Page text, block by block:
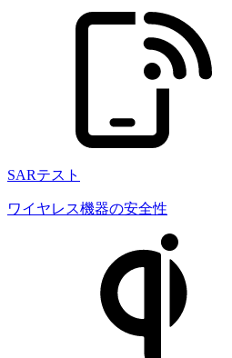
SARテスト
ワイヤレス機器の安全性